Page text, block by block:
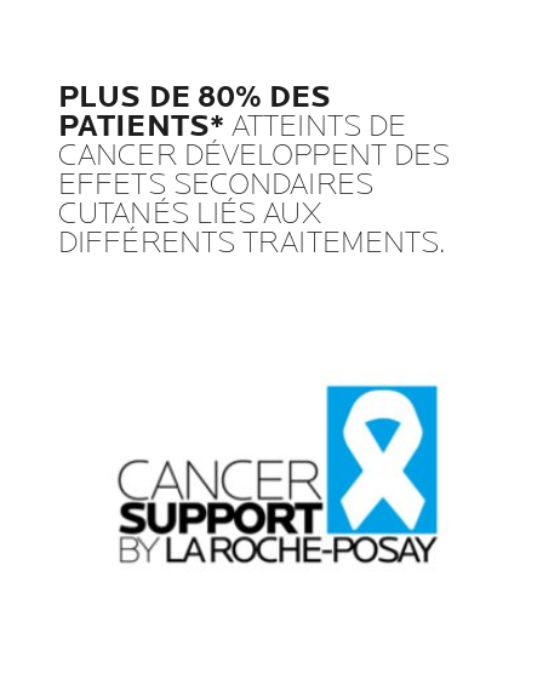
PLUS DE 80% DES
PATIENTS* ATTEINTS DE
CANCER DÉVELOPPENT DES
EFFETS SECONDAIRES
CUTANÉS LIÉS AUX
DIFFÉRENTS TRAITEMENTS.